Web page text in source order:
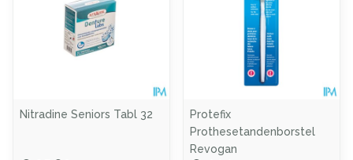
Nitradine Seniors Tabl 32
Protefix
Prothesetandenborstel
Revogan